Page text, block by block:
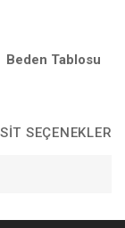
Beden Tablosu
SEÇENEKLERI
ve diğer